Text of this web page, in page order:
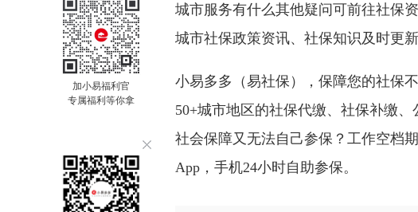
加小易福利官
专属福利等你拿
城市服务有什么其他疑问可前往社保
城市社保政策资讯、社保知识及时更
小易多多（易社保），保障您的社保
50+城市地区的社保代缴、社保补缴
社会保障又无法自己参保？工作空档
App，手机24小时自助参保。